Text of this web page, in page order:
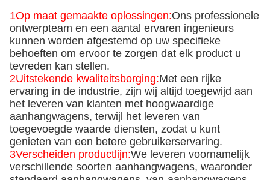
1Op maat gemaakte oplossingen:Ons professionele
ontwerpteam en een aantal ervaren ingenieurs
kunnen worden afgestemd op uw specifieke
behoeften om ervoor te zorgen dat elk product u
tevreden kan stellen.
2Uitstekende kwaliteitsborging:Met een rijke
ervaring in de industrie, zijn wij altijd toegewijd aan
het leveren van klanten met hoogwaardige
aanhangwagens, terwijl het leveren van
toegevoegde waarde diensten, zodat u kunt
genieten van een betere gebruikerservaring.
3Verscheiden productlijn:We leveren voornamelijk
verschillende soorten aanhangwagens, waaronder